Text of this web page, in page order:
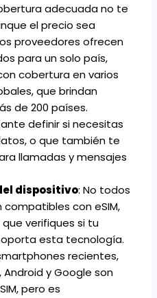
adecuada no te
el precio sea
proveedores ofrecen
para un solo país,
cobertura en varios
, que brindan
de 200 países.
definir si necesitas
o que también te
llamadas y mensajes
dispositivo: No todos
con eSIM,
verifiques si tu
esta tecnología.
recientes,
y Google son
pero es